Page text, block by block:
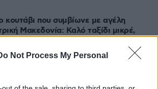
Not Process My Personal
κουτάβι που συμβίωνε με αγέλη
Μακεδονία: Καλό ταξίδι μικρέ,
για επικίνδυνη οδήγηση και